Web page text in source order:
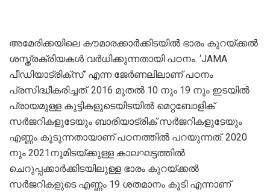
അമേരിക്കയിലെ കൗമാരക്കാര്‍ക്കിടയിൽ ഭാരം കുറയ്ക്കല്‍
ശസ്ത്രക്രിയകൾ വർധിക്കുന്നതായി പഠനം. ‘JAMA
പീഡിയാട്രിക്‌സ്’ എന്ന ജേർണലിലാണ് പഠനം
പ്രസിദ്ധീകരിച്ചത്. 2016 മുതല്‍ 10 നും 19 നും ഇടയില്‍
പ്രായമുള്ള കുട്ടികളുടെയിടയില്‍ മെറ്റബോളിക്
സര്‍ജറികളുടേയും ബാരിയാട്രിക് സര്‍ജറികളുടേയും
എണ്ണം കൂടുന്നതായാണ് പഠനത്തില്‍ പറയുന്നത്. 2020
നും 2021നുമിടയ്ക്കുള്ള കാലഘട്ടത്തിൽ
ചെറുപ്പക്കാർക്കിടയിലുള്ള ഭാരം കുറയ്ക്കല്‍
സര്‍ജറികളുടെ എണ്ണം 19 ശതമാനം കൂടി എന്നാണ്